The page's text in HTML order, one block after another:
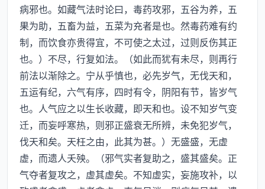
病邪也。如藏气法时论曰，毒药攻邪，五谷为养，五
果为助，五畜为益，五菜为充者是也。然毒药难有约
制，而饮食亦贵得宜，不可使之太过，过则反伤其正
也。）不尽，行复如法。（如此而犹有未尽，则再行
前法以渐除之。宁从乎慎也，必先岁气，无伐天和，
五运有纪，六气有序，四时有令，阴阳有节，皆岁气
也。人气应之以生长收藏，即天和也。设不知岁气变
迁，而妄呼寒热，则邪正盛衰无所辨，未免犯岁气，
伐天和矣。天枉之由，此其为甚。）无盛盛，无虚
虚，而遗人夭殃。（邪气实者复助之，盛其盛矣。正
气夺者复攻之，虚其虚矣。不知虚实，妄施攻补，以